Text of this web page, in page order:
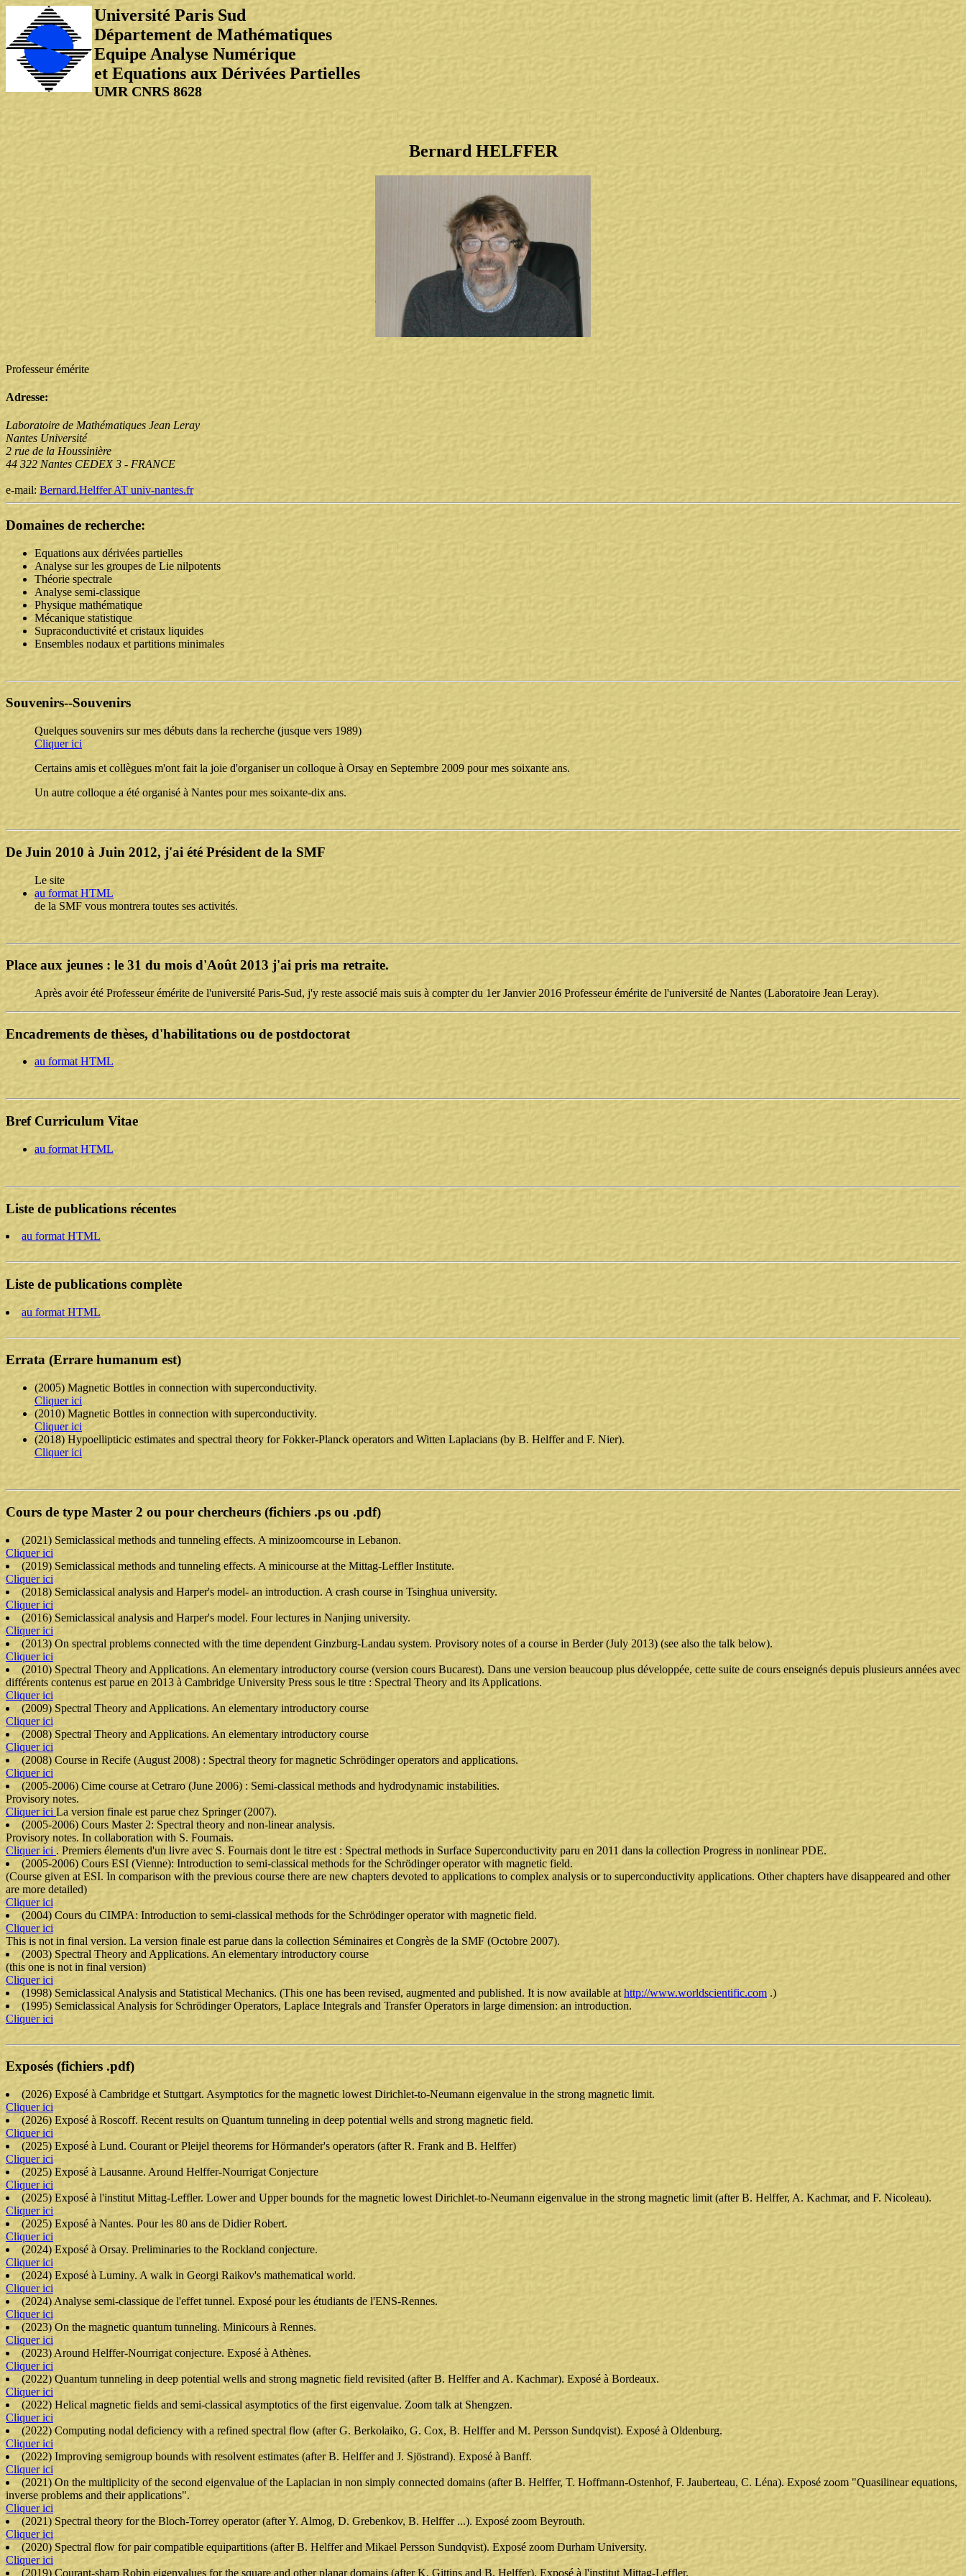
Université Paris Sud
Département de Mathématiques
Equipe Analyse Numérique
et Equations aux Dérivées Partielles
UMR CNRS 8628
Bernard HELFFER
Professeur émérite
Adresse:
Laboratoire de Mathématiques Jean Leray
Nantes Université
2 rue de la Houssinière
44 322 Nantes CEDEX 3 - FRANCE
e-mail: Bernard.Helffer AT univ-nantes.fr
Domaines de recherche:
Equations aux dérivées partielles
Analyse sur les groupes de Lie nilpotents
Théorie spectrale
Analyse semi-classique
Physique mathématique
Mécanique statistique
Supraconductivité et cristaux liquides
Ensembles nodaux et partitions minimales
Souvenirs--Souvenirs
Quelques souvenirs sur mes débuts dans la recherche (jusque vers 1989)
Cliquer ici
Certains amis et collègues m'ont fait la joie d'organiser un colloque à Orsay en Septembre 2009 pour mes soixante ans.
Un autre colloque a été organisé à Nantes pour mes soixante-dix ans.
De Juin 2010 à Juin 2012, j'ai été Président de la SMF
Le site
au format HTML
de la SMF vous montrera toutes ses activités.
Place aux jeunes : le 31 du mois d'Août 2013 j'ai pris ma retraite.
Après avoir été Professeur émérite de l'université Paris-Sud, j'y reste associé mais suis à compter du 1er Janvier 2016 Professeur émérite de l'université de Nantes (Laboratoire Jean Leray).
Encadrements de thèses, d'habilitations ou de postdoctorat
au format HTML
Bref Curriculum Vitae
au format HTML
Liste de publications récentes
au format HTML
Liste de publications complète
au format HTML
Errata (Errare humanum est)
(2005) Magnetic Bottles in connection with superconductivity.
Cliquer ici
(2010) Magnetic Bottles in connection with superconductivity.
Cliquer ici
(2018) Hypoellipticic estimates and spectral theory for Fokker-Planck operators and Witten Laplacians (by B. Helffer and F. Nier).
Cliquer ici
Cours de type Master 2 ou pour chercheurs (fichiers .ps ou .pdf)
(2021) Semiclassical methods and tunneling effects. A minizoomcourse in Lebanon.
Cliquer ici
(2019) Semiclassical methods and tunneling effects. A minicourse at the Mittag-Leffler Institute.
Cliquer ici
(2018) Semiclassical analysis and Harper's model- an introduction. A crash course in Tsinghua university.
Cliquer ici
(2016) Semiclassical analysis and Harper's model. Four lectures in Nanjing university.
Cliquer ici
(2013) On spectral problems connected with the time dependent Ginzburg-Landau system. Provisory notes of a course in Berder (July 2013) (see also the talk below).
Cliquer ici
(2010) Spectral Theory and Applications. An elementary introductory course (version cours Bucarest). Dans une version beaucoup plus développée, cette suite de cours enseignés depuis plusieurs années avec
différents contenus est parue en 2013 à Cambridge University Press sous le titre : Spectral Theory and its Applications.
Cliquer ici
(2009) Spectral Theory and Applications. An elementary introductory course
Cliquer ici
(2008) Spectral Theory and Applications. An elementary introductory course
Cliquer ici
(2008) Course in Recife (August 2008) : Spectral theory for magnetic Schrödinger operators and applications.
Cliquer ici
(2005-2006) Cime course at Cetraro (June 2006) : Semi-classical methods and hydrodynamic instabilities.
Provisory notes.
Cliquer ici La version finale est parue chez Springer (2007).
(2005-2006) Cours Master 2: Spectral theory and non-linear analysis.
Provisory notes. In collaboration with S. Fournais.
Cliquer ici . Premiers élements d'un livre avec S. Fournais dont le titre est : Spectral methods in Surface Superconductivity paru en 2011 dans la collection Progress in nonlinear PDE.
(2005-2006) Cours ESI (Vienne): Introduction to semi-classical methods for the Schrödinger operator with magnetic field.
(Course given at ESI. In comparison with the previous course there are new chapters devoted to applications to complex analysis or to superconductivity applications. Other chapters have disappeared and other
are more detailed)
Cliquer ici
(2004) Cours du CIMPA: Introduction to semi-classical methods for the Schrödinger operator with magnetic field.
Cliquer ici
This is not in final version. La version finale est parue dans la collection Séminaires et Congrès de la SMF (Octobre 2007).
(2003) Spectral Theory and Applications. An elementary introductory course
(this one is not in final version)
Cliquer ici
(1998) Semiclassical Analysis and Statistical Mechanics. (This one has been revised, augmented and published. It is now available at http://www.worldscientific.com .)
(1995) Semiclassical Analysis for Schrödinger Operators, Laplace Integrals and Transfer Operators in large dimension: an introduction.
Cliquer ici
Exposés (fichiers .pdf)
(2026) Exposé à Cambridge et Stuttgart. Asymptotics for the magnetic lowest Dirichlet-to-Neumann eigenvalue in the strong magnetic limit.
Cliquer ici
(2026) Exposé à Roscoff. Recent results on Quantum tunneling in deep potential wells and strong magnetic field.
Cliquer ici
(2025) Exposé à Lund. Courant or Pleijel theorems for Hörmander's operators (after R. Frank and B. Helffer)
Cliquer ici
(2025) Exposé à Lausanne. Around Helffer-Nourrigat Conjecture
Cliquer ici
(2025) Exposé à l'institut Mittag-Leffler. Lower and Upper bounds for the magnetic lowest Dirichlet-to-Neumann eigenvalue in the strong magnetic limit (after B. Helffer, A. Kachmar, and F. Nicoleau).
Cliquer ici
(2025) Exposé à Nantes. Pour les 80 ans de Didier Robert.
Cliquer ici
(2024) Exposé à Orsay. Preliminaries to the Rockland conjecture.
Cliquer ici
(2024) Exposé à Luminy. A walk in Georgi Raikov's mathematical world.
Cliquer ici
(2024) Analyse semi-classique de l'effet tunnel. Exposé pour les étudiants de l'ENS-Rennes.
Cliquer ici
(2023) On the magnetic quantum tunneling. Minicours à Rennes.
Cliquer ici
(2023) Around Helffer-Nourrigat conjecture. Exposé à Athènes.
Cliquer ici
(2022) Quantum tunneling in deep potential wells and strong magnetic field revisited (after B. Helffer and A. Kachmar). Exposé à Bordeaux.
Cliquer ici
(2022) Helical magnetic fields and semi-classical asymptotics of the first eigenvalue. Zoom talk at Shengzen.
Cliquer ici
(2022) Computing nodal deficiency with a refined spectral flow (after G. Berkolaiko, G. Cox, B. Helffer and M. Persson Sundqvist). Exposé à Oldenburg.
Cliquer ici
(2022) Improving semigroup bounds with resolvent estimates (after B. Helffer and J. Sjöstrand). Exposé à Banff.
Cliquer ici
(2021) On the multiplicity of the second eigenvalue of the Laplacian in non simply connected domains (after B. Helffer, T. Hoffmann-Ostenhof, F. Jauberteau, C. Léna). Exposé zoom "Quasilinear equations,
inverse problems and their applications".
Cliquer ici
(2021) Spectral theory for the Bloch-Torrey operator (after Y. Almog, D. Grebenkov, B. Helffer ...). Exposé zoom Beyrouth.
Cliquer ici
(2020) Spectral flow for pair compatible equipartitions (after B. Helffer and Mikael Persson Sundqvist). Exposé zoom Durham University.
Cliquer ici
(2019) Courant-sharp Robin eigenvalues for the square and other planar domains (after K. Gittins and B. Helffer). Exposé à l'institut Mittag-Leffler.